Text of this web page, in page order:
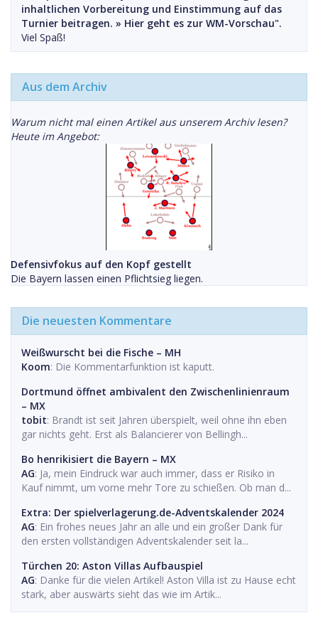
inhaltlichen Vorbereitung und Einstimmung auf das
Turnier beitragen. » Hier geht es zur WM-Vorschau".
Viel Spaß!
Aus dem Archiv
Warum nicht mal einen Artikel aus unserem Archiv lesen?
Heute im Angebot:
Defensivfokus auf den Kopf gestellt
Die Bayern lassen einen Pflichtsieg liegen.
Die neuesten Kommentare
Weißwurscht bei die Fische – MH
Koom: Die Kommentarfunktion ist kaputt.
Dortmund öffnet ambivalent den Zwischenlinienraum
– MX
tobit: Brandt ist seit Jahren überspielt, weil ohne ihn eben
gar nichts geht. Erst als Balancierer von Bellingh...
Bo henrikisiert die Bayern – MX
AG: Ja, mein Eindruck war auch immer, dass er Risiko in
Kauf nimmt, um vorne mehr Tore zu schießen. Ob man d...
Extra: Der spielverlagerung.de-Adventskalender 2024
AG: Ein frohes neues Jahr an alle und ein großer Dank für
den ersten vollständigen Adventskalender seit la...
Türchen 20: Aston Villas Aufbauspiel
AG: Danke für die vielen Artikel! Aston Villa ist zu Hause echt
stark, aber auswärts sieht das wie im Artik...